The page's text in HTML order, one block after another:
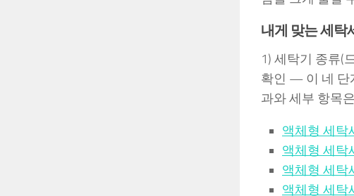
내게 맞는 세탁
1) 세탁기 종류(
확인 — 이 네 단
과와 세부 항목
액체형 세탁
액체형 세탁
액체형 세탁
액체형 세탁